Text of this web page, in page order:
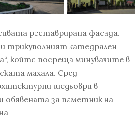
реставрирана фасада.
трикуполният катедрален
който посреща минувачите в
махала. Сред
шедьоври в
обявената за паметник на